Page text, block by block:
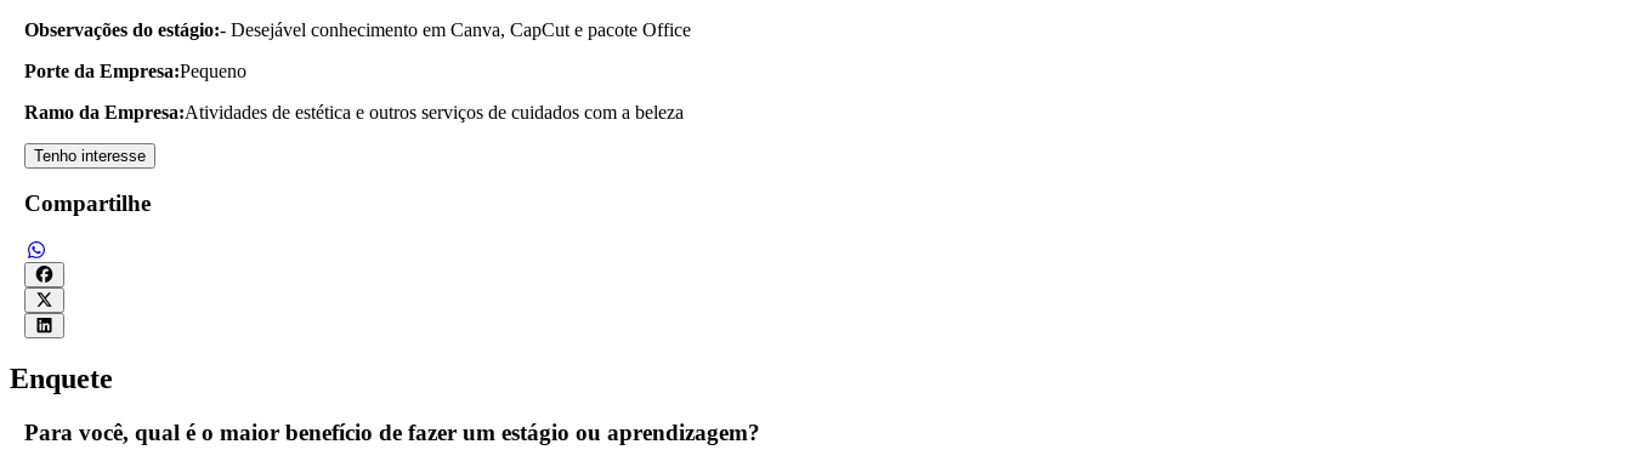
Observações do estágio:- Desejável conhecimento em Canva, CapCut e pacote Office
Porte da Empresa:Pequeno
Ramo da Empresa:Atividades de estética e outros serviços de cuidados com a beleza
Tenho interesse
Compartilhe
Enquete
Para você, qual é o maior benefício de fazer um estágio ou aprendizagem?